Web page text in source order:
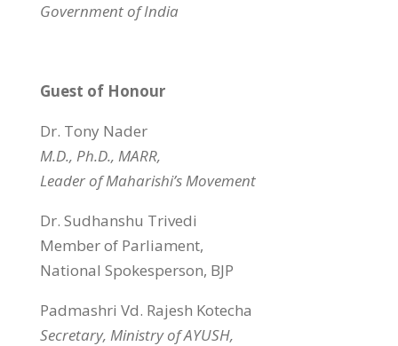
Government of India
Guest of Honour
Dr. Tony Nader
M.D., Ph.D., MARR,
Leader of Maharishi’s Movement
Dr. Sudhanshu Trivedi
Member of Parliament,
National Spokesperson, BJP
Padmashri Vd. Rajesh Kotecha
Secretary, Ministry of AYUSH,